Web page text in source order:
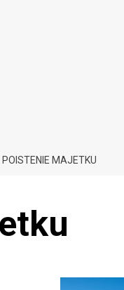
POISTENIE MAJETKU